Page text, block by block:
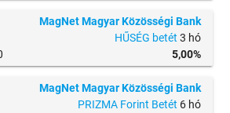
MagNet Magyar Közösségi Bank
HŰSÉG betét 3 hó
5,00%
MagNet Magyar Közösségi Bank
PRIZMA Forint Betét 6 hó